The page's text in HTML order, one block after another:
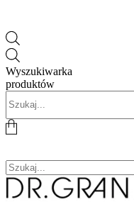
Wyszukiwarka
produktów